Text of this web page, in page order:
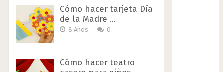
Cómo hacer tarjeta Día
de la Madre …
8 Años 0
Cómo hacer teatro